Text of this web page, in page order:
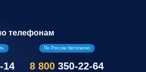
телефонам
14
По России бесплатно
8 800 350-22-64